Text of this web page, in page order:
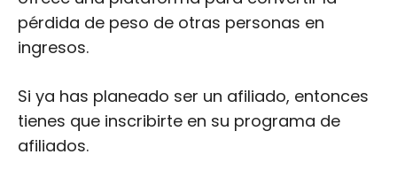
tienes que inscribirte en su programa de
afiliados.
Al cumplimentar el formulario de solicitud,
deberá facilitar información sobre su
empresa y su público.